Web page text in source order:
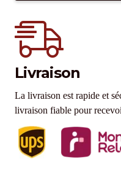
Livraison
La livraison est rapide et
livraison fiable pour